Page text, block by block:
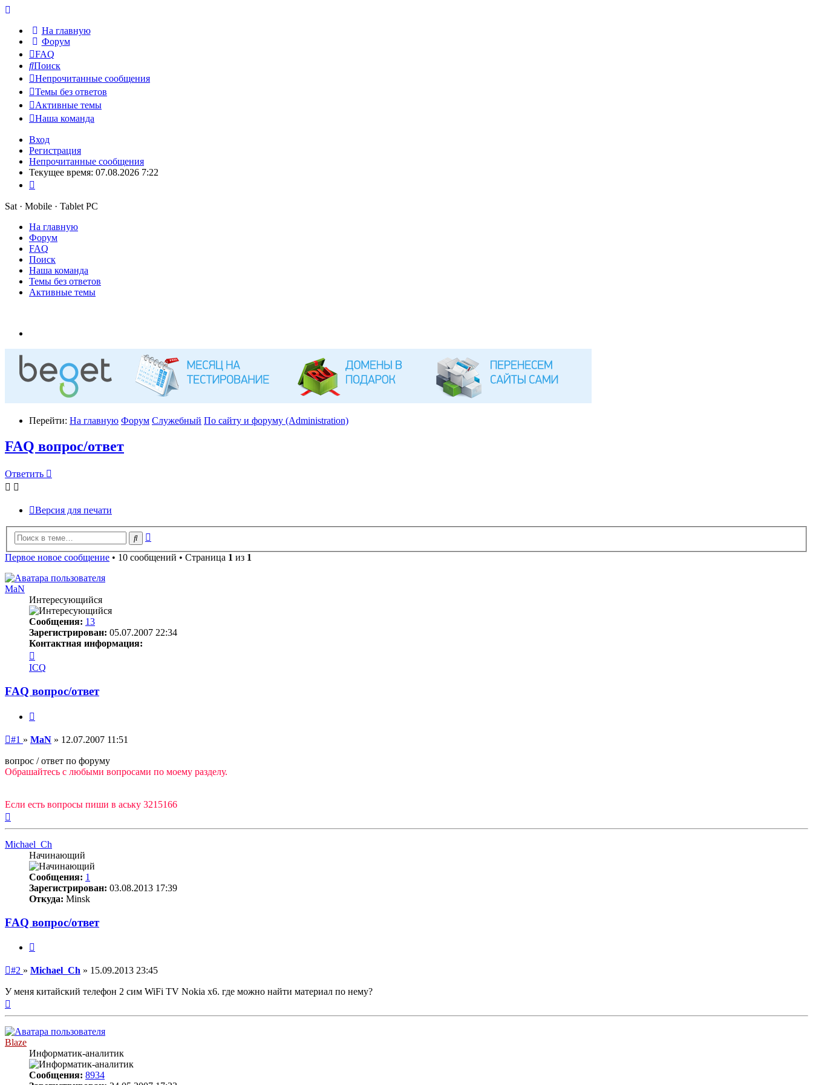
На главную
Форум
FAQ
Поиск
Непрочитанные сообщения
Темы без ответов
Активные темы
Наша команда
Вход
Регистрация
Непрочитанные сообщения
Текущее время: 07.08.2026 7:22
Sat · Mobile · Tablet PC
На главную
Форум
FAQ
Поиск
Наша команда
Темы без ответов
Активные темы
Перейти: На главную Форум Служебный По сайту и форуму (Administration)
FAQ вопрос/ответ
Ответить
Версия для печати
Поиск
Первое новое сообщение • 10 сообщений • Страница 1 из 1
MaN
Интересующийся
Сообщения: 13
Зарегистрирован: 05.07.2007 22:34
Контактная информация:
информация
пользователя
ICQ
FAQ вопрос/ответ
Непрочитанное
#1 » MaN » 12.07.2007 11:51
вопрос / ответ по форуму
Обрашайтесь с любыми вопросами по моему разделу.
Если есть вопросы пиши в аську 3215166
Michael_Ch
Начинающий
Сообщения: 1
Зарегистрирован: 03.08.2013 17:39
Откуда: Minsk
FAQ вопрос/ответ
Непрочитанное
#2 » Michael_Ch » 15.09.2013 23:45
У меня китайский телефон 2 сим WiFi TV Nokia x6. где можно найти материал по нему?
Blaze
Информатик-аналитик
Сообщения: 8934